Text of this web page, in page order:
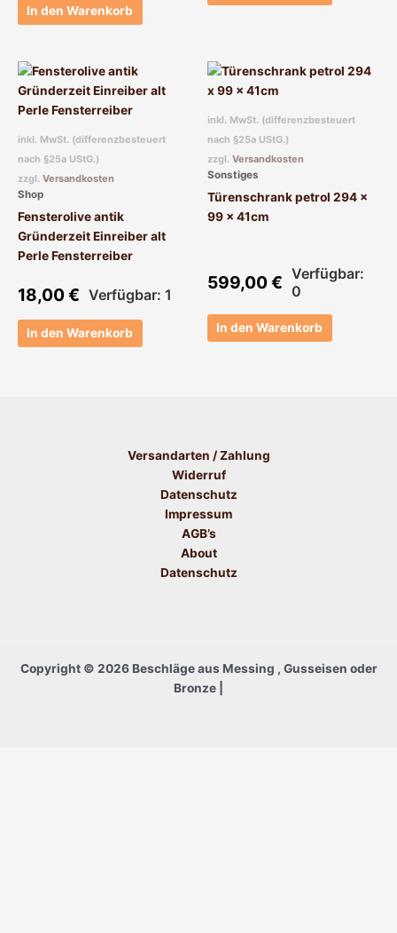
In den Warenkorb
inkl. MwSt. (differenzbesteuert
nach §25a UStG.)
zzgl. Versandkosten
Shop
Fensterolive antik
Gründerzeit Einreiber alt
Perle Fensterreiber
18,00€ Verfügbar: 1
In den Warenkorb
inkl. MwSt. (differenzbesteuert
nach §25a UStG.)
zzgl. Versandkosten
Sonstiges
Türenschrank petrol 294 x
99 x 41cm
599,00€ Verfügbar:
0
In den Warenkorb
Versandarten / Zahlung
Widerruf
Datenschutz
Impressum
AGB’s
About
Datenschutz
Copyright © 2026 Beschläge aus Messing , Gusseisen oder
Bronze |